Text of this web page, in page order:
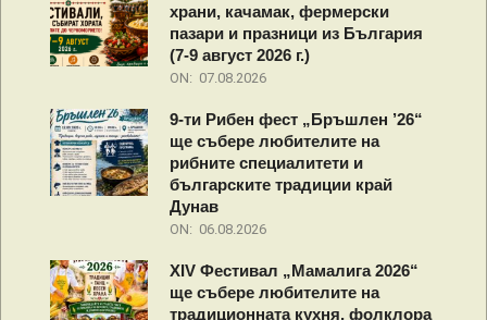
храни, качамак, фермерски
пазари и празници из България
(7-9 август 2026 г.)
ON: 07.08.2026
9-ти Рибен фест „Бръшлен ’26“
ще събере любителите на
рибните специалитети и
българските традиции край
Дунав
ON: 06.08.2026
XIV Фестивал „Мамалига 2026“
ще събере любителите на
традиционната кухня, фолклора